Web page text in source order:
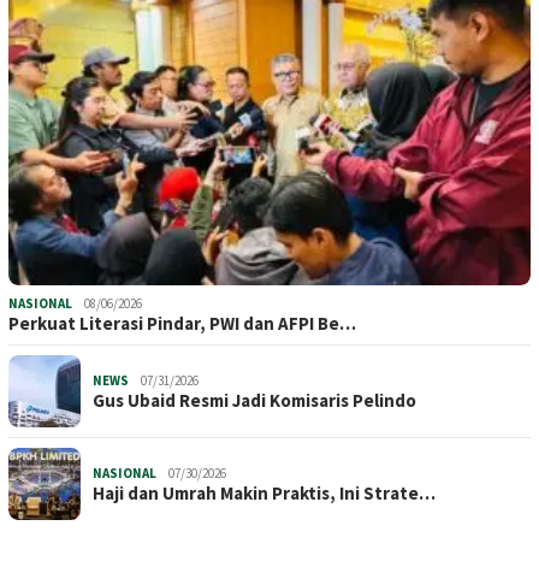
NASIONAL 08/06/2026
Perkuat Literasi Pindar, PWI dan AFPI Be…
NEWS 07/31/2026
​Gus Ubaid Resmi Jadi Komisaris Pelindo
NASIONAL 07/30/2026
Haji dan Umrah Makin Praktis, Ini Strate…